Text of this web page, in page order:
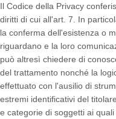
Il Codice della Privacy
diritti di cui all'art. 7. In
la conferma dell'esistenza o
riguardano e la loro
può altresì chiedere di
del trattamento nonché la
effettuato con l'ausilio di
estremi identificativi del
e categorie di soggetti ai